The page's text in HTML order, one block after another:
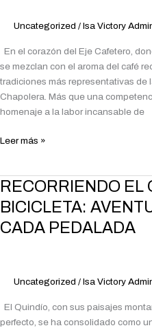
Uncategorized / Isa Victory
En el corazón del Eje Cafetero,
se mezclan con el aroma del café
tradiciones más representativas de
Chapolera. Más que una
homenaje a la labor incansable de
QUINDÍO:
UN
HOMENAJE
A
LA
MUJER
Leer más »
RECORRIENDO EL
BICICLETA:
CADA PEDALADA
Uncategorized / Isa Victory
El Quindío, con sus paisajes
perfecto, se ha consolidado como
RECORRIENDO
QUINDÍO
EN
CADA
PEDALADA